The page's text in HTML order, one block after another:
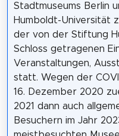
Stadtmuseums Berlin
Humboldt-Universität
der von der Stiftung
Schloss getragenen
Veranstaltungen,
statt. Wegen der
16. Dezember 2020
2021 dann auch
Besuchern im Jahr